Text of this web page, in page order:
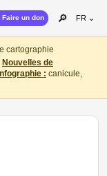
un don 🔎 FR ⌄
cartographie
Nouvelles de
Infographie : canicule,